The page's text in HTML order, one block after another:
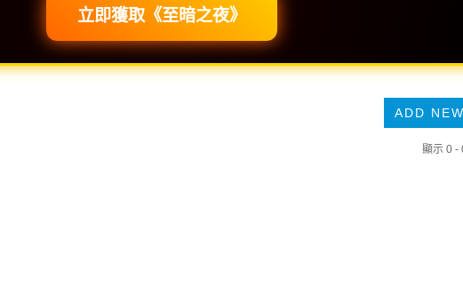
立即獲取《至暗之夜》
ADD
顯示 0 -